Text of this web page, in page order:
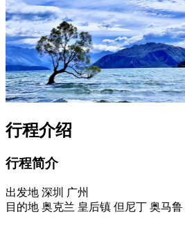
行程介绍
行程简介
出发地 深圳
广州
目的地 奥克兰 皇后镇 但尼丁 奥马鲁